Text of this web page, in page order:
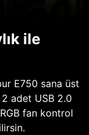
ile
E750 sana üst
adet USB 2.0
fan kontrol